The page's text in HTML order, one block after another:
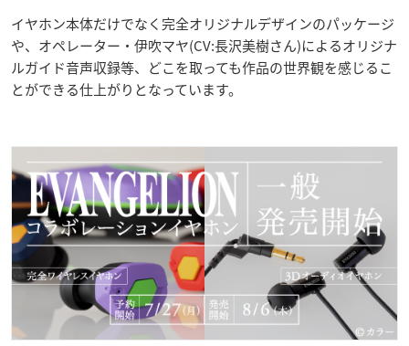
イヤホン本体だけでなく完全オリジナルデザインのパッケージ
や、オペレーター・伊吹マヤ(CV:長沢美樹さん)によるオリジナ
ルガイド音声収録等、どこを取っても作品の世界観を感じるこ
とができる仕上がりとなっています。